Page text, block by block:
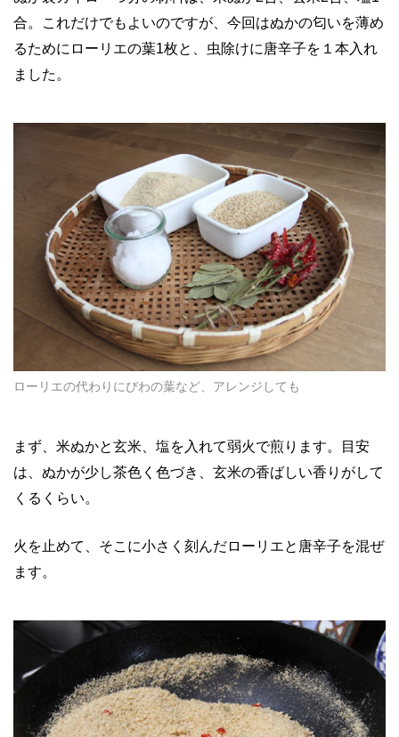
合。これだけでもよいのですが、今回はぬかの匂いを薄め
るためにローリエの葉1枚と、虫除けに唐辛子を１本入れ
ました。
ローリエの代わりにびわの葉など、アレンジしても
まず、米ぬかと玄米、塩を入れて弱火で煎ります。目安
は、ぬかが少し茶色く色づき、玄米の香ばしい香りがして
くるくらい。
火を止めて、そこに小さく刻んだローリエと唐辛子を混ぜ
ます。